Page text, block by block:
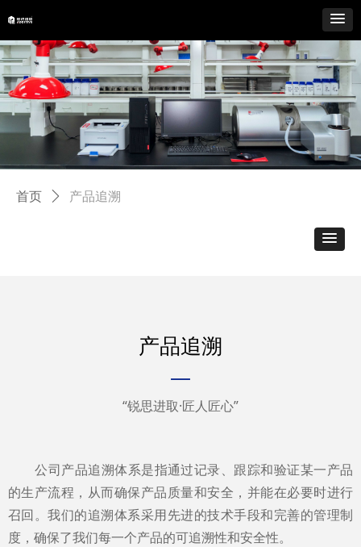
首页 ꄲ 产品追溯
产品追溯
—
“锐思进取·匠人匠心”
公司产品追溯体系是指通过记录、跟踪和验证某一产品
的生产流程，从而确保产品质量和安全，并能在必要时进行
召回。我们的追溯体系采用先进的技术手段和完善的管理制
度，确保了我们每一个产品的可追溯性和安全性。